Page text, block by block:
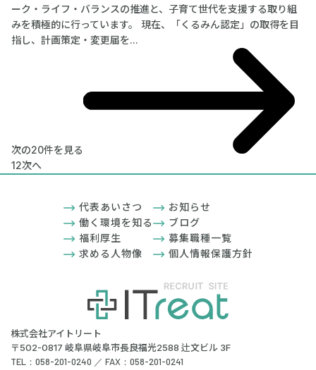
ーク・ライフ・バランスの推進と、子育て世代を支援する取り組
みを積極的に行っています。 現在、「くるみん認定」の取得を目
指し、計画策定・変更届を...
次の20件を見る
12次へ
株式会社アイトリート
〒502-0817 岐阜県岐阜市長良福光2588 辻文ビル 3F
TEL：058-201-0240 ／ FAX：058-201-0241
代表あいさつ
働く環境を知る
福利厚生
求める人物像
お知らせ
ブログ
募集職種一覧
個人情報保護方針